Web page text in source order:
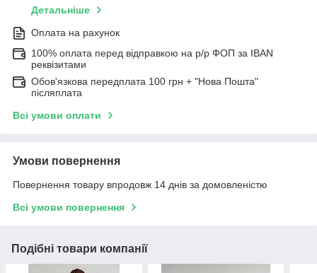
Детальніше
Оплата на рахунок
100% оплата перед відправкою на р/р ФОП за IBAN
реквізитами
Обов'язкова передплата 100 грн + "Нова Пошта"
післяплата
Всі умови оплати
Умови повернення
Повернення товару впродовж 14 днів за домовленістю
Всі умови повернення
Подібні товари компанії